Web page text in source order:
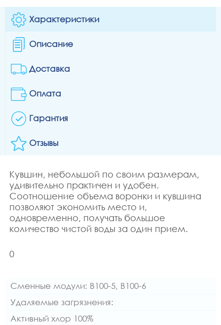
Характеристики
Описание
Доставка
Оплата
Гарантия
Отзывы
Кувшин, небольшой по своим размерам,
удивительно практичен и удобен.
Соотношение объема воронки и кувшина
позволяют экономить место и,
одновременно, получать большое
количество чистой воды за один прием.
0
Сменные модули: В100-5, В100-6
Удаляемые загрязнения:
Активный хлор 100%